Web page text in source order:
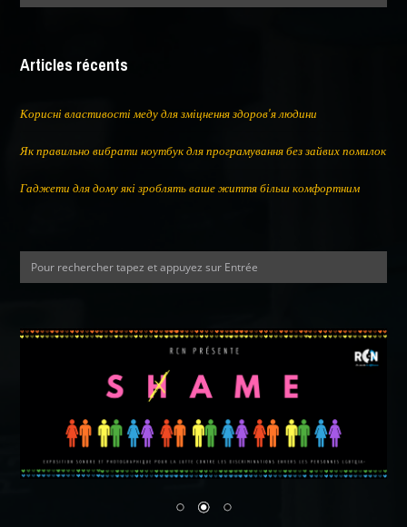
Articles récents
Корисні властивості меду для зміцнення здоров’я людини
Як правильно вибрати ноутбук для програмування без зайвих помилок
Гаджети для дому які зроблять ваше життя більш комфортним